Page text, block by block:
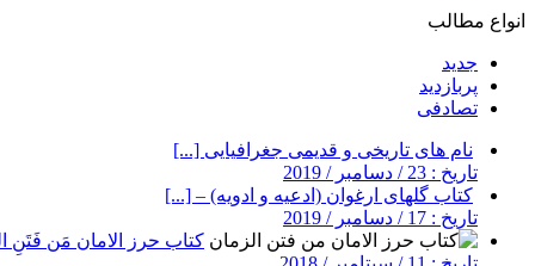
انواع مطالب
جدید
پربازدید
تصادفی
نام های تاریخی و قدیمی جغرافیایی [...]
تاریخ : 23 / دسامبر / 2019
کتاب گلهای ارغوان (ادعیه و ادویه) – [...]
تاریخ : 17 / دسامبر / 2019
کتاب حرز الامان مَن فَتَنِ